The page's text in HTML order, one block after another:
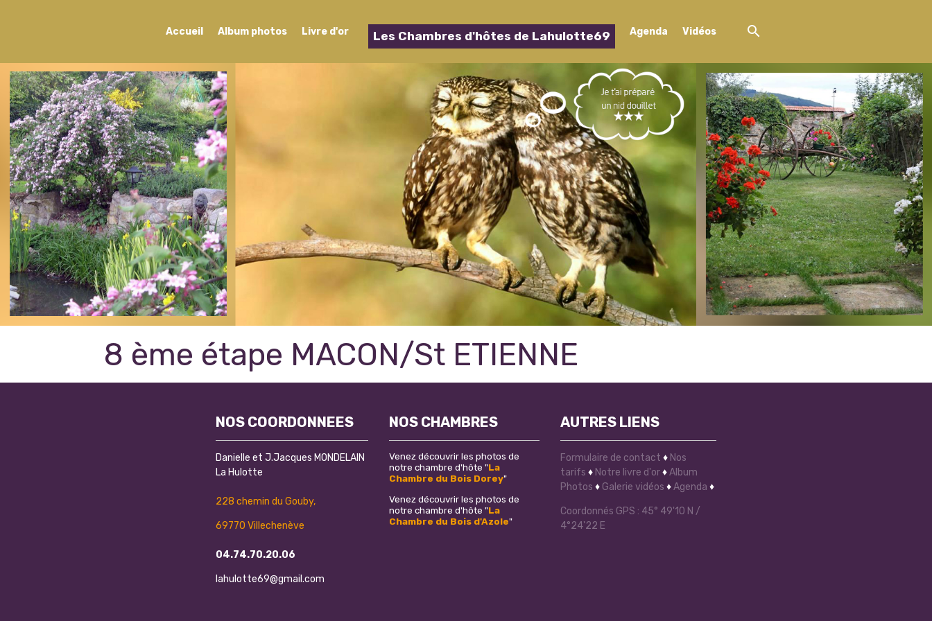
Accueil Album photos Livre d'or Les Chambres d'hôtes de Lahulotte69 Agenda Vidéos
8 ème étape MACON/St ETIENNE
NOS COORDONNEES
Danielle et J.Jacques MONDELAIN
La Hulotte
228 chemin du Gouby,
69770 Villechenève
04.74.70.20.06
lahulotte69@gmail.com
NOS CHAMBRES
Venez découvrir les photos de
notre chambre d'hôte "La
Chambre du Bois Dorey"
Venez découvrir les photos de
notre chambre d'hôte "La
Chambre du Bois d'Azole"
AUTRES LIENS
Formulaire de contact ♦ Nos
tarifs ♦ Notre livre d'or♦Album
Photos ♦ Galerie vidéos ♦Agenda ♦
Coordonnés GPS : 45° 49'10 N /
4°24'22 E